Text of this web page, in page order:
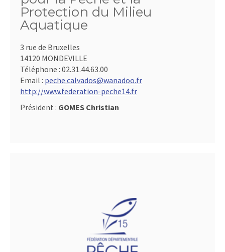
Protection du Milieu
Aquatique
3 rue de Bruxelles
14120 MONDEVILLE
Téléphone : 02.31.44.63.00
Email : peche.calvados@wanadoo.fr
http://www.federation-peche14.fr
Président : GOMES Christian